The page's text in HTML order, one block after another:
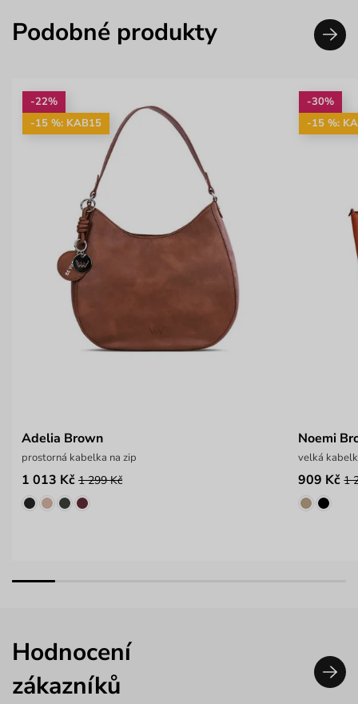
Podobné produkty
-22%
-15 %: KAB15
Adelia Brown
prostorná kabelka na zip
1 013 Kč 1 299 Kč
-30%
-15 %:
Noemi
velká
909 Kč 1
Hodnocení
zákazníků